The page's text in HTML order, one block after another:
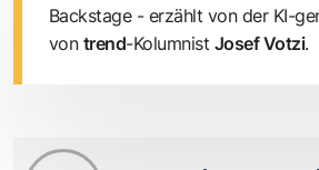
Backstage - erzählt von der KI-
von trend-Kolumnist Josef Votzi.